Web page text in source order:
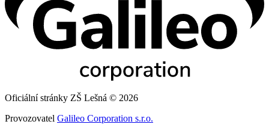
Oficiální stránky ZŠ Lešná © 2026
Provozovatel Galileo Corporation s.r.o.